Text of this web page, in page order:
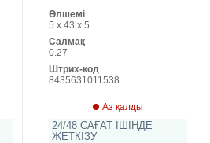
Өлшемі
5 x 43 x 5
Салмақ
0.27
Штрих-код
8435631011538
Аз қалды
24/48 САҒАТ ІШІНДЕ
ЖЕТКІЗУ